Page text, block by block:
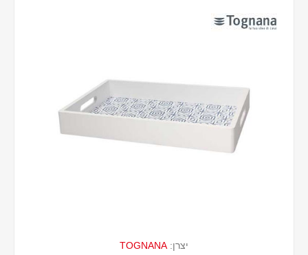
יצרן: TOGNANA